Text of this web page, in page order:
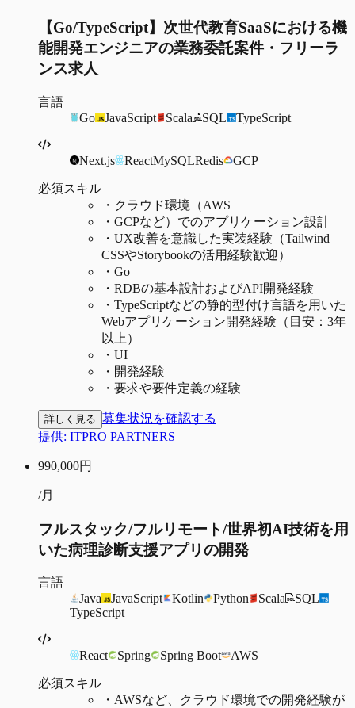
【Go/TypeScript】次世代教育SaaSにおける機
能開発エンジニアの業務委託案件・フリーラ
ンス求人
言語
Go
JavaScript Scala SQL TypeScript
Next.js ReactMySQLRedis GCP
必須スキル
・ クラウド環境（AWS
・ GCPなど）でのアプリケーション設計
・ UX改善を意識した実装経験（Tailwind
CSSやStorybookの活用経験歓迎）
・ Go
・ RDBの基本設計およびAPI開発経験
・ TypeScriptなどの静的型付け言語を用いた
Webアプリケーション開発経験（目安：3年
以上）
・ UI
・ 開発経験
・ 要求や要件定義の経験
詳しく見る 募集状況を確認する
提供: ITPRO PARTNERS
990,000円
/月
フルスタック/フルリモート/世界初AI技術を用
いた病理診断支援アプリの開発
言語
Java
JavaScript Kotlin Python Scala
SQL
TypeScript
React Spring Spring Boot AWS
必須スキル
・ AWSなど、クラウド環境での開発経験が